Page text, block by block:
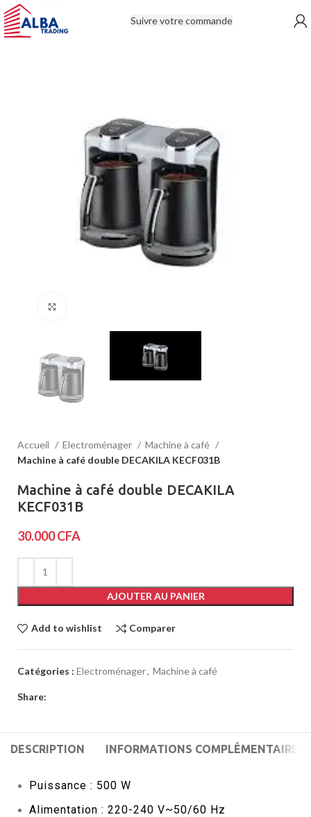
Suivre votre commande
Accueil Electroménager
Machine à café
Machine à café double DECAKILA KECF031B
Machine à café double DECAKILA
KECF031B
30.000CFA
AJOUTER AU PANIER
Add to wishlist Comparer
Catégories : Electroménager, Machine à café
Share:
DESCRIPTION INFORMATIONS COMPLÉMENTAIRES
Puissance : 500 W
Alimentation : 220-240 V~50/60 Hz